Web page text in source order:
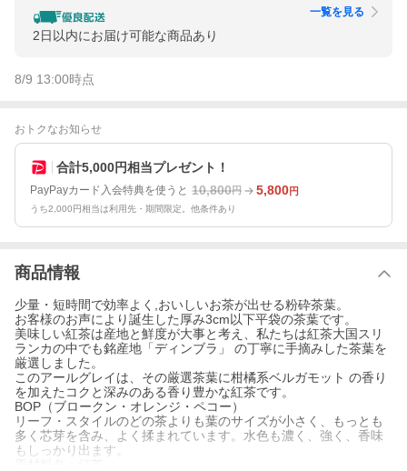
2日以内にお届け可能な商品あり
一覧を見る
8/9 13:00時点
おトクなお知らせ
合計5,000円相当プレゼント！
PayPayカード入会特典を使うと 10,800円 5,800円
うち2,000円相当は利用先・期間限定。他条件あり
商品情報
少量・短時間で効率よく,おいしいお茶が出せる粉砕茶葉。
お客様のお声により誕生した厚み3cm以下平袋の茶葉です。
美味しい紅茶は産地と鮮度が大事と考え、私たちは紅茶大国スリ
ランカの中でも銘産地「ディンブラ」 の丁寧に手摘みした茶葉を
厳選しました。
このアールグレイは、その厳選茶葉に柑橘系ベルガモット の香り
を加えたコクと深みのある香り豊かな紅茶です。
BOP（ブロークン・オレンジ・ペコー）
リーフ・スタイルのどの茶よりも葉のサイズが小さく、もっとも
多く芯芽を含み、よく揉まれています。水色も濃く、強く、香味
もしっかり出ます。